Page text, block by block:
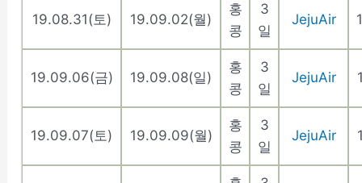
19.08.31(토) 19.09.02(월)
홍
콩
3
일
JejuAir
19.09.06(금) 19.09.08(일)
홍
콩
3
일
JejuAir
19.09.07(토) 19.09.09(월)
홍
콩
3
일
JejuAir